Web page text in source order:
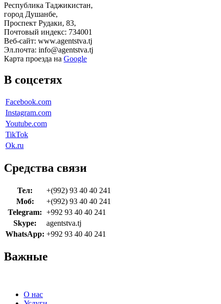
Республика Таджикистан,
город Душанбе,
Проспект Рудаки, 83,
Почтовый индекс: 734001
Веб-сайт: www.agentstva.tj
Эл.почта: info@agentstva.tj
Карта проезда на Google
В соцсетях
Facebook.com
Instagram.com
Youtube.com
TikTok
Ok.ru
Средства связи
Тел:
+(992) 93 40 40 241
Моб:
+(992) 93 40 40 241
Telegram: +992 93 40 40 241
Skype:
agentstva.tj
WhatsApp: +992 93 40 40 241
Важные
О нас